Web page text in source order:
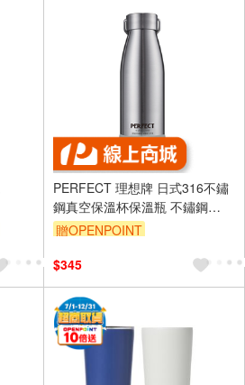
PERFECT 理想牌 日式316不鏽
鋼真空保溫杯保溫瓶 不鏽鋼
500cc-Leidea樂德兒
贈OPENPOINT
$345